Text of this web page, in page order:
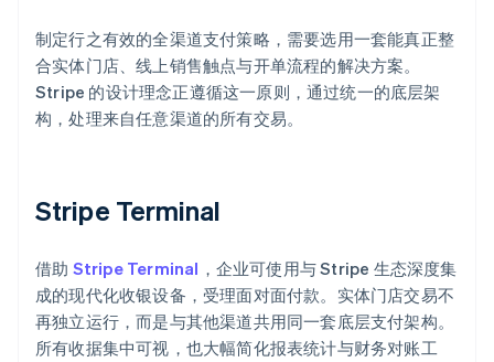
制定行之有效的全渠道支付策略，需要选用一套能真正整
合实体门店、线上销售触点与开单流程的解决方案。
Stripe 的设计理念正遵循这一原则，通过统一的底层架
构，处理来自任意渠道的所有交易。
Stripe Terminal
借助 Stripe Terminal ，企业可使用与 Stripe 生态深度集
成的现代化收银设备，受理面对面付款。实体门店交易不
再独立运行，而是与其他渠道共用同一套底层支付架构。
所有收据集中可视，也大幅简化报表统计与财务对账工